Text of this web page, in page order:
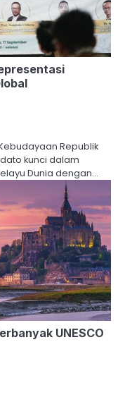
Republik
kunci dalam
Dunia dengan…
UNESCO